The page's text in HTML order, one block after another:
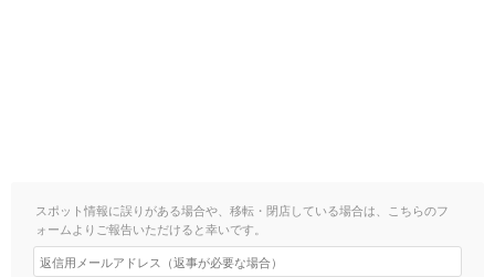
スポット情報に誤りがある場合や、移転・閉店している場合は、こちらのフ
ォームよりご報告いただけると幸いです。